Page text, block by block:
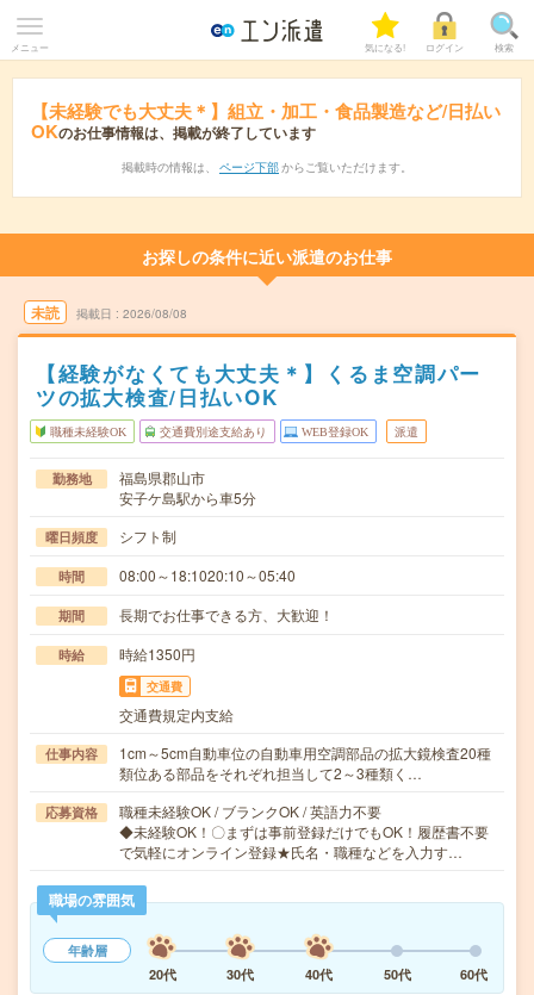
メニュー 気になる! ログイン 検索
【未経験でも大丈夫＊】組立・加工・食品製造など/日払い
OKのお仕事情報は、掲載が終了しています
掲載時の情報は、 ページ下部 からご覧いただけます。
お探しの条件に近い派遣のお仕事
未読 掲載日 2026/08/08
【経験がなくても大丈夫＊】くるま空調パー
ツの拡大検査/日払いOK
職種未経験OK 交通費別途支給あり WEB登録OK 派遣
勤務地
福島県郡山市
安子ケ島駅から車5分
曜日頻度 シフト制
時間 08:00～18:1020:10～05:40
期間 長期でお仕事できる方、大歓迎！
時給 時給1350円
交通費
交通費規定内支給
仕事内容
1cm～5cm自動車位の自動車用空調部品の拡大鏡検査20種
類位ある部品をそれぞれ担当して2～3種類く…
応募資格
職種未経験OK / ブランクOK / 英語力不要
◆未経験OK！〇まずは事前登録だけでもOK！履歴書不要
で気軽にオンライン登録★氏名・職種などを入力す…
職場の雰囲気
年齢層
20代
30代 40代 50代 60代